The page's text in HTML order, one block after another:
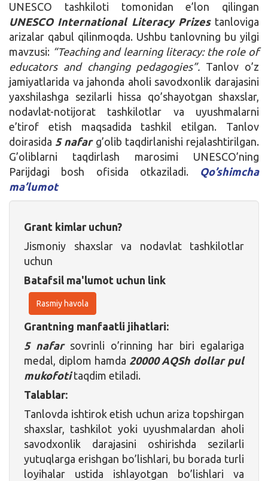
UNESCO tashkiloti tomonidan e’lon qilingan
UNESCO International Literacy Prizestanloviga
arizalar qabul qilinmoqda. Ushbu tanlovning bu yilgi
mavzusi: “Teaching and learning literacy: the role of
educators and changing pedagogies”. Tanlov o’z
jamiyatlarida va jahonda aholi savodxonlik darajasini
yaxshilashga sezilarli hissa qo’shayotgan shaxslar,
nodavlat-notijorat tashkilotlar va uyushmalarni
e’tirof etish maqsadida tashkil etilgan. Tanlov
doirasida 5 nafarg’olib taqdirlanishi rejalashtirilgan.
G’oliblarni taqdirlash marosimi UNESCO’ning
Parijdagi bosh ofisida otkaziladi. Qo’shimcha
ma’lumot
Grant kimlar uchun?
Jismoniy shaxslar va nodavlat tashkilotlar
uchun
Batafsil ma'lumot uchun link
Rasmiy havola
Grantning manfaatli jihatlari:
5 nafarsovrinli o’rinning har biri egalariga
medal, diplom hamda 20000 AQSh dollar pul
mukofotitaqdim etiladi.
Talablar:
Tanlovda ishtirok etish uchun ariza topshirgan
shaxslar, tashkilot yoki uyushmalardan aholi
savodxonlik darajasini oshirishda sezilarli
yutuqlarga erishgan bo’lishlari, bu borada turli
loyihalar ustida ishlayotgan bo’lishlari va